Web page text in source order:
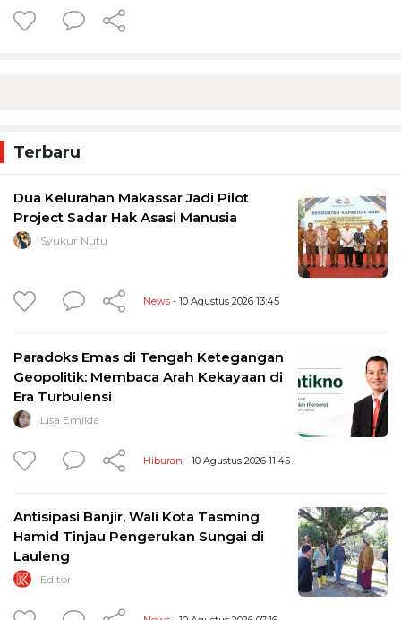
Terbaru
Dua Kelurahan Makassar Jadi Pilot
Project Sadar Hak Asasi Manusia
Syukur Nutu
News - 10 Agustus 2026 13:45
Paradoks Emas di Tengah Ketegangan
Geopolitik: Membaca Arah Kekayaan di
Era Turbulensi
Lisa Emilda
Hiburan - 10 Agustus 2026 11:45
Antisipasi Banjir, Wali Kota Tasming
Hamid Tinjau Pengerukan Sungai di
Lauleng
Editor